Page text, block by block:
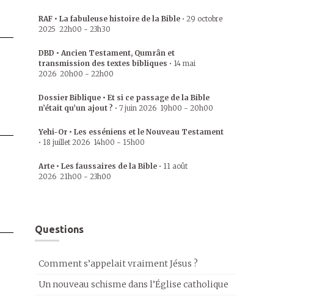
RAF • La fabuleuse histoire de la Bible • 29 octobre
2025 22h00 - 23h30
DBD • Ancien Testament, Qumrân et
transmission des textes bibliques • 14 mai
2026 20h00 - 22h00
Dossier Biblique • Et si ce passage de la Bible
n’était qu’un ajout ? • 7 juin 2026 19h00 - 20h00
Yehi-Or • Les esséniens et le Nouveau Testament
• 18 juillet 2026 14h00 - 15h00
Arte • Les faussaires de la Bible • 11 août
2026 21h00 - 23h00
Questions
Comment s’appelait vraiment Jésus ?
Un nouveau schisme dans l’Église catholique